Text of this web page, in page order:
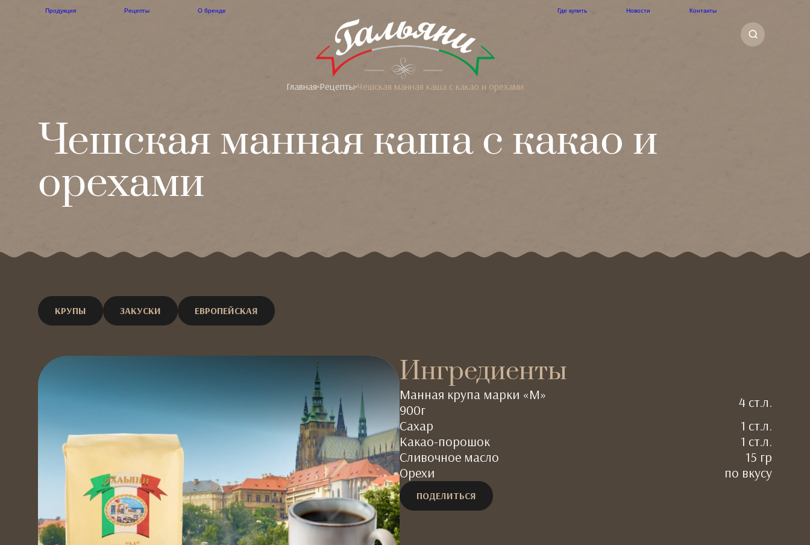
Продукция Рецепты О бренде Где купить Новости Контакты
Главная Рецепты Чешская манная каша с какао и орехами
Чешская манная каша с какао и
орехами
КРУПЫ ЗАКУСКИ ЕВРОПЕЙСКАЯ
Ингредиенты
Манная крупа марки «М»
900г
4 ст.л.
Сахар
1 ст.л.
Какао-порошок
1 ст.л.
Сливочное масло
15 гр
Орехи
по вкусу
ПОДЕЛИТЬСЯ